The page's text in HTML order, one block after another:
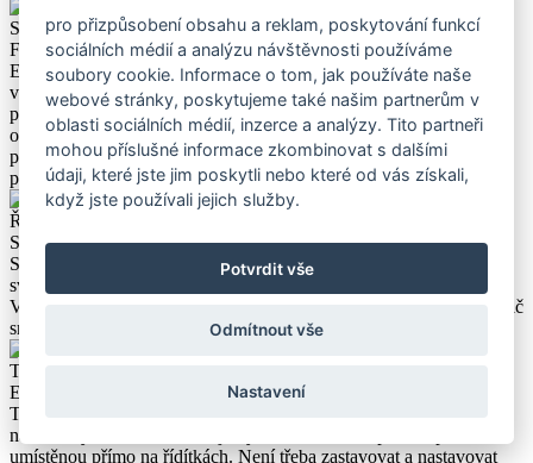
Sedlo
Fizik Vento Argo X5
Ergonomické a velmi lehké sedlo Fizik pro všechny jezdce, kteří
vyžadují výkon, rychlost a pohodlí. Lehký hliníkový rám zajišťuje
pevnost a lehkost, zatímco jedinečný design vám umožňuje udržet
optimální polohu a lépe manévrovat při jízdě. Povrch sedla je
potažen mikrovláknem, které zvyšuje odolnost při dlouhodobém
používání.
Řazení
Shimano XT
Sada horských převodů, které důvěřují generace cyklistů po celém
světě. Zajišťuje rychlé a přesné řazení v širokém rozsahu převodů.
Vodicí a napínací kladky používají utěsněná ložiska. Gumový tlumič
snižuje hlučnost a zvyšuje jízdní komfort.
Teleskopická sedlovka
EXA FORM KSP 900
Teleskopická sedlovka, která vám umožní rychle a pohodlně
nastavit výšku sedla během jízdy. Stačí stisknout palcem páčku
umístěnou přímo na řídítkách. Není třeba zastavovat a nastavovat
pro přizpůsobení obsahu a reklam, poskytování funkcí
sociálních médií a analýzu návštěvnosti používáme
soubory cookie. Informace o tom, jak používáte naše
webové stránky, poskytujeme také našim partnerům v
oblasti sociálních médií, inzerce a analýzy. Tito partneři
mohou příslušné informace zkombinovat s dalšími
údaji, které jste jim poskytli nebo které od vás získali,
když jste používali jejich služby.
Potvrdit vše
Odmítnout vše
Nastavení